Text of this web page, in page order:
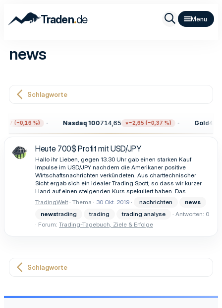
Traden.de
news
Schlagworte
(−0,16 %) Nasdaq 100714,65 −2,65 (−0,37 %) Gold
Heute 700$ Profit mit USD/JPY
Hallo ihr Lieben, gegen 13.30 Uhr gab einen starken Kauf
Impulse im USD/JPY nachdem die Amerikaner positive
Wirtschaftsnachrichten verkündeten. Aus charttechnischer
Sicht ergab sich ein idealer Trading Spott, so dass wir kurzer
Hand auf einen steigenden Kurs spekuliert haben. Das...
TradingWelt Thema 30 Okt. 2019 nachrichten
news
newstrading trading trading analyse
Antworten: 0
Forum: Trading-Tagebuch, Ziele & Erfolge
Schlagworte